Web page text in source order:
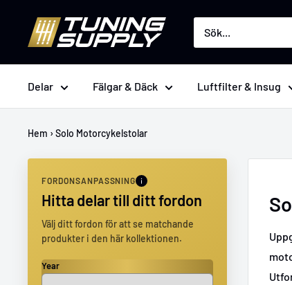
innehåll
Tuningsupply
Delar Fälgar & Däck Luftfilter & Insug
Hem › Solo Motorcykelstolar
FORDONSANPASSNING
Hitta delar till ditt fordon
Välj ditt fordon för att se matchande
produkter i den här kollektionen.
Year